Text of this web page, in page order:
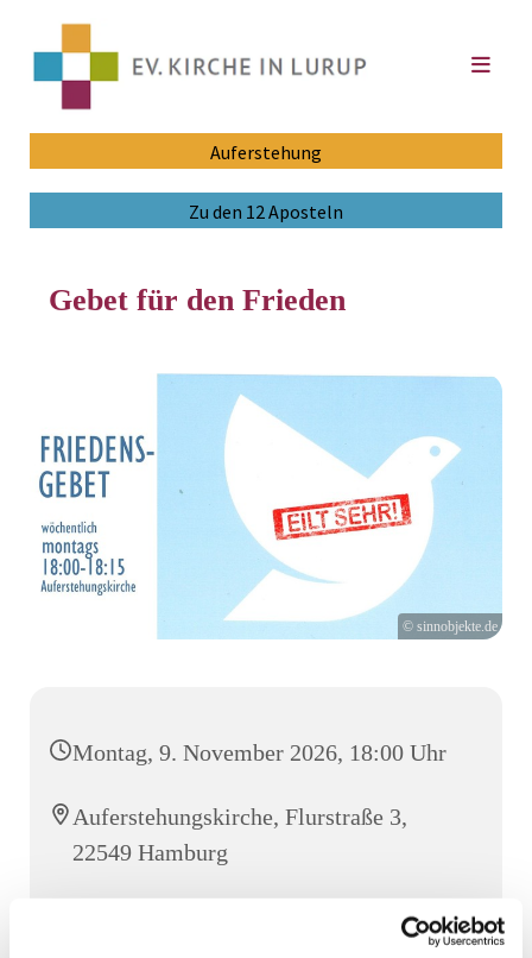
Auferstehung
Zu den 12 Aposteln
Gebet für den Frieden
© sinnobjekte.de
Montag, 9. November 2026, 18:00 Uhr
Auferstehungskirche, Flurstraße 3,
22549 Hamburg